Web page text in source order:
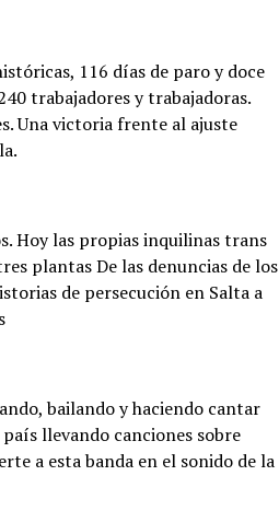
sentidos
sociales
116 días de paro y doce
trabajadores y trabajadoras.
Una victoria frente al ajuste
Hoy las propias inquilinas trans
plantas De las denuncias de los
de persecución en Salta a
:
ser:
Hotel
Gondolín
bailando y haciendo cantar
llevando canciones sobre
a esta banda en el sonido de la